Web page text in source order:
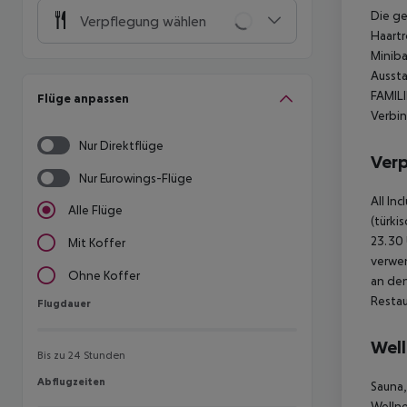
Verpflegung wählen
Flüge anpassen
Nur Direktflüge
Nur Eurowings-Flüge
Alle Flüge
Mit Koffer
Ohne Koffer
Flugdauer
Flugdauer
Bis zu 24 Stunden
Abflugzeiten
Abflugzeiten
Die
All
23.30
an